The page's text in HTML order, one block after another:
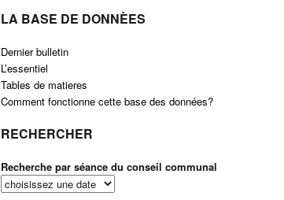
LA BASE DE DONNÈES
Dernier bulletin
L’essentiel
Tables de matieres
Comment fonctionne cette base des données?
RECHERCHER
Recherche par séance du conseil communal